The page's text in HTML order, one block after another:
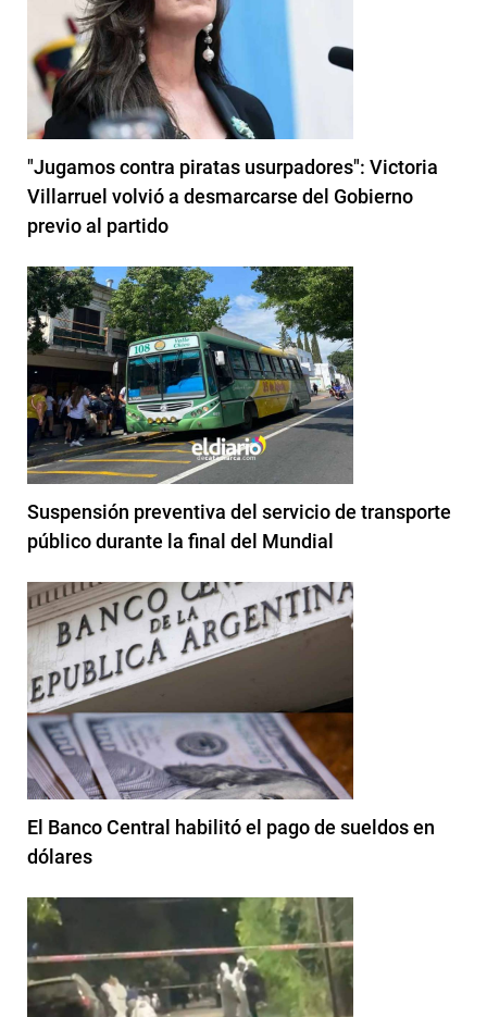
"Jugamos contra piratas usurpadores": Victoria
Villarruel volvió a desmarcarse del Gobierno
previo al partido
Suspensión preventiva del servicio de transporte
público durante la final del Mundial
El Banco Central habilitó el pago de sueldos en
dólares